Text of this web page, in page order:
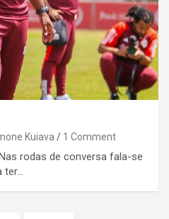
Kuiava 1 Comment
rodas de conversa fala-se
ter…